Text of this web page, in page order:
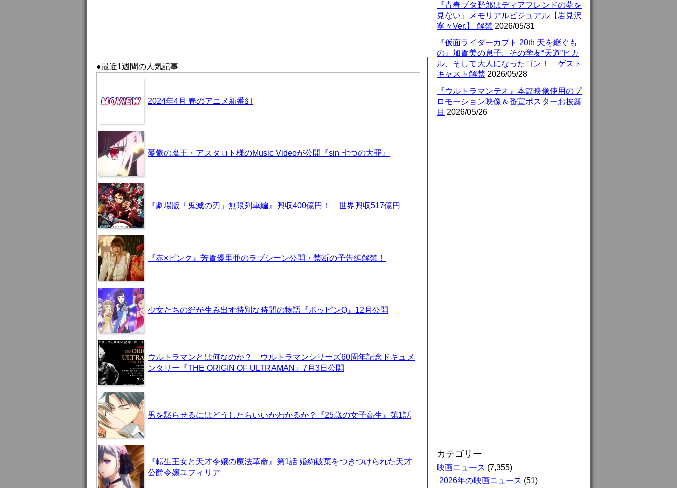
●最近1週間の人気記事
2024年4月 春のアニメ新番組
憂鬱の魔王・アスタロト様のMusic Videoが公開『sin 七つの大罪』
『劇場版「鬼滅の刃」無限列車編』興収400億円！ 世界興収517億円
『赤×ピンク』芳賀優里亜のラブシーン公開・禁断の予告編解禁！
少女たちの絆が生み出す特別な時間の物語『ポッピンQ』12月公開
ウルトラマンとは何なのか？ ウルトラマンシリーズ60周年記念ドキュメ
ンタリー『THE ORIGIN OF ULTRAMAN』7月3日公開
男を黙らせるにはどうしたらいいかわかるか？『25歳の女子高生』第1話
『転生王女と天才令嬢の魔法革命』第1話 婚約破棄をつきつけられた天才
公爵令嬢ユフィリア
『青春ブタ野郎はディアフレンドの夢を
見ない』メモリアルビジュアル【岩見沢
寧々Ver.】 解禁 2026/05/31
『仮面ライダーカブト 20th 天を継ぐも
の』加賀美の息子、その学友“天道”ヒカ
ル、そして大人になったゴン！ ゲスト
キャスト解禁 2026/05/28
『ウルトラマンテオ』本篇映像使用のプ
ロモーション映像＆番宣ポスターお披露
目 2026/05/26
カテゴリー
映画ニュース (7,355)
2026年の映画ニュース (51)